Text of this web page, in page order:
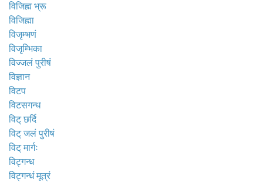
विजिह्म भ्रू
विजिह्मा
विजृम्भणं
विजृम्भिका
विज्जलं पुरीषं
विज्ञान
विटप
विटसगन्ध
विट् छर्दि
विट् जलं पुरीषं
विट् मार्गः
विट्गन्ध
विट्गन्धं मूत्रं